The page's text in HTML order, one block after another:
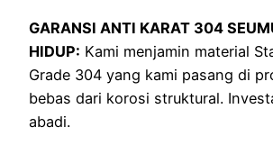
GARANSI ANTI KARAT 304
HIDUP: Kami menjamin material
Grade 304 yang kami pasang di
bebas dari korosi struktural.
abadi.